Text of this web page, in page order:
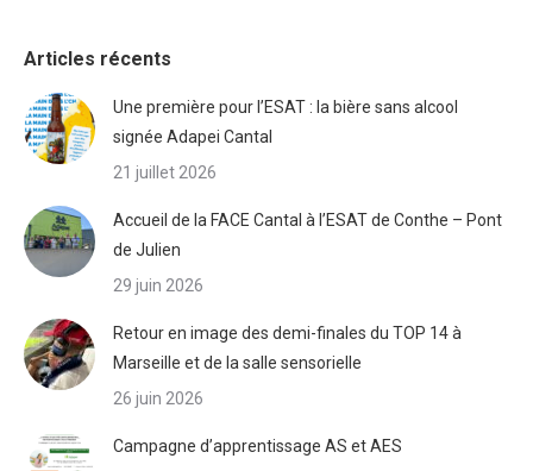
Articles récents
Une première pour l’ESAT : la bière sans alcool
signée Adapei Cantal
21 juillet 2026
Accueil de la FACE Cantal à l’ESAT de Conthe – Pont
de Julien
29 juin 2026
Retour en image des demi-finales du TOP 14 à
Marseille et de la salle sensorielle
26 juin 2026
Campagne d’apprentissage AS et AES